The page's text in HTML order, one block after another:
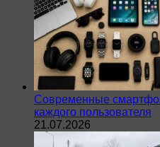
Современные
каждого пользователя
21.07.2026